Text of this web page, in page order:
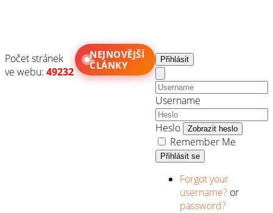
Počet stránek
ve webu: 49232
NEJNOVĚJŠÍ
ČLÁNKY
Přihlásit
Username
Heslo Zobrazit heslo
Remember Me
Přihlásit se
Forgot your
username? or
password?